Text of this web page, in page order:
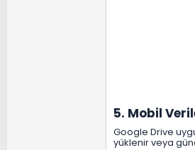
5. Mobil
Google Drive
yüklenir veya